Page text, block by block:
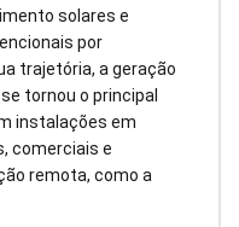
solares e
por
trajetória, a geração
tornou o principal
instalações em
comerciais e
remota, como a